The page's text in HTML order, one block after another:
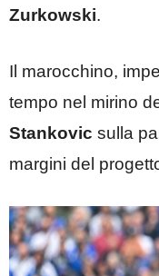
Zurkowski.
Il marocchino,
tempo nel mirino
Stankovic sulla
margini del